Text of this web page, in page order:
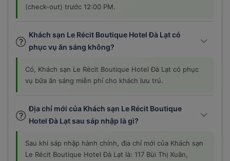
(check-out) trước 12:00 PM.
Khách sạn Le Récit Boutique Hotel Đà Lạt có
phục vụ ăn sáng không?
Có, Khách sạn Le Récit Boutique Hotel Đà Lạt có phục
vụ bữa ăn sáng miễn phí cho khách lưu trú.
Địa chỉ mới của Khách sạn Le Récit Boutique
Hotel Đà Lạt sau sáp nhập là gì?
Sau khi sáp nhập hành chính, địa chỉ mới của Khách sạn
Le Récit Boutique Hotel Đà Lạt là: 117 Bùi Thị Xuân,